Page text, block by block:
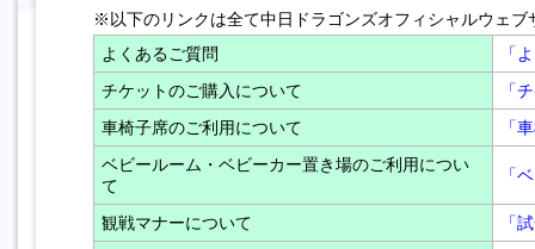
※以下のリンクは全て中日ドラゴンズオフィシャルウェブ
よくあるご質問
「
チケットのご購入について
「
車椅子席のご利用について
「
ベビールーム・ベビーカー置き場のご利用につい
て
「
観戦マナーについて
「